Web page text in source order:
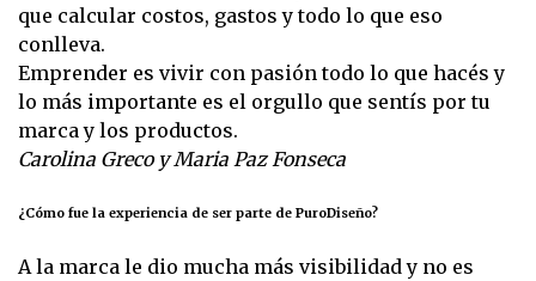
que calcular costos, gastos y todo lo que eso
conlleva.
Emprender es vivir con pasión todo lo que hacés y
lo más importante es el orgullo que sentís por tu
marca y los productos.
Carolina Greco y Maria Paz Fonseca
¿Cómo fue la experiencia de ser parte de PuroDiseño?
A la marca le dio mucha más visibilidad y no es